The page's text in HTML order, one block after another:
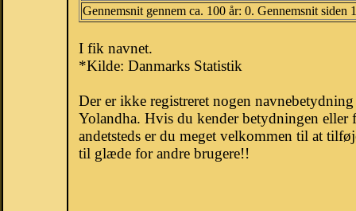
Gennemsnit gennem ca. 100 år: 0. Gennemsnit siden
I fik navnet.
*Kilde: Danmarks Statistik
Der er ikke registreret nogen
Yolandha. Hvis du kender betydningen eller
andetsteds er du meget velkommen til at
til glæde for andre brugere!!